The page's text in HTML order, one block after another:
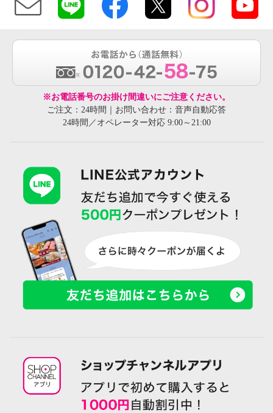
※お電話番号のお掛け間違いにご注意ください。
ご注文：24時間｜お問い合わせ：音声自動応答
24時間／オペレーター対応 9:00～21:00